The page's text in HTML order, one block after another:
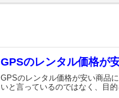
毎日ド
2018.1.8
浮気調
2018.2.7
尾行し
2018.3.28
この値
GPSのレンタル価格が
GPSのレンタル価格が安い商品
いと言っているのではなく、目